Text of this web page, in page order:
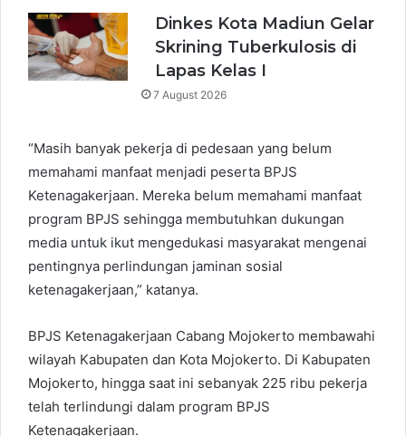
Dinkes Kota Madiun Gelar
Skrining Tuberkulosis di
Lapas Kelas I
7 August 2026
“Masih banyak pekerja di pedesaan yang belum
memahami manfaat menjadi peserta BPJS
Ketenagakerjaan. Mereka belum memahami manfaat
program BPJS sehingga membutuhkan dukungan
media untuk ikut mengedukasi masyarakat mengenai
pentingnya perlindungan jaminan sosial
ketenagakerjaan,” katanya.
BPJS Ketenagakerjaan Cabang Mojokerto membawahi
wilayah Kabupaten dan Kota Mojokerto. Di Kabupaten
Mojokerto, hingga saat ini sebanyak 225 ribu pekerja
telah terlindungi dalam program BPJS
Ketenagakerjaan.